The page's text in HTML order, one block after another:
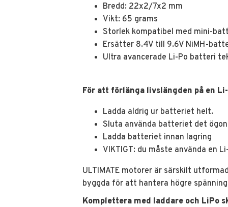
Bredd: 22x2/7x2 mm
Vikt: 65 grams
Storlek kompatibel med mini-
Ersätter 8.4V till 9.6V NiMH-
Ultra avancerade Li-Po batteri
För att förlänga livslängden på en
Ladda aldrig ur batteriet helt.
Sluta använda batteriet det
Ladda batteriet innan lagring
VIKTIGT: du måste använda en
ULTIMATE motorer är särskilt
byggda för att hantera högre
Komplettera med laddare och LiPo